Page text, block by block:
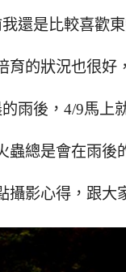
還是比較喜歡
育的狀況也很好
雨後，4/9馬上
蟲總是會在雨後
攝影心得，跟大